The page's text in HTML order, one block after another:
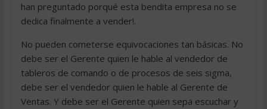
han preguntado porqué esta bendita empresa no se
dedica finalmente a vender!.
No pueden cometerse equivocaciones tan básicas. No
debe ser el Gerente quien le hable al vendedor de
tableros de comando o de procesos de seis sigma,
debe ser el vendedor quien le hable al Gerente de
Ventas. Y debe ser el Gerente quien sepa escuchar y